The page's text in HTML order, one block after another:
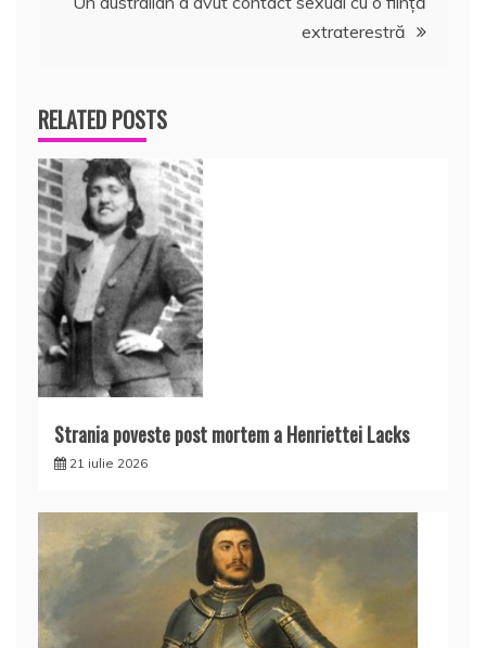
extraterestră
RELATED POSTS
Strania poveste post mortem a Henriettei Lacks
21 iulie 2026